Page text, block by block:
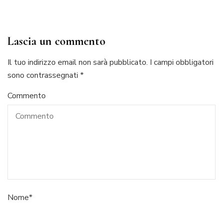
Lascia un commento
Il tuo indirizzo email non sarà pubblicato. I campi obbligatori
sono contrassegnati *
Commento
Nome*